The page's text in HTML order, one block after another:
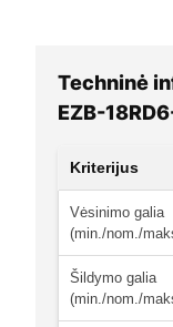
Techninė
EZB-
Kriterijus
Vėsinimo galia
(min./nom./
Šildymo galia
(min./nom./